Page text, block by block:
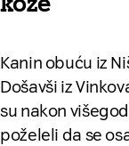
Kanin obuću iz
Došavši iz
su nakon
poželeli da se